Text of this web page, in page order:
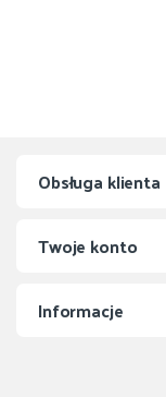
Obsługa klienta
Twoje konto
Informacje